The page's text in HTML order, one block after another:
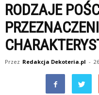
RODZAJE
Przez Redakcja Dekoteria.pl -